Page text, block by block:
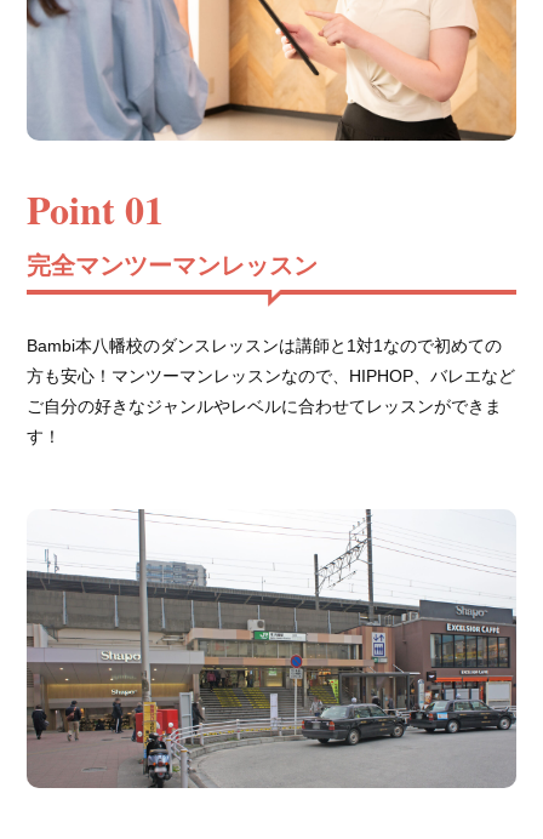
Point 01
完全マンツーマンレッスン
Bambi本八幡校のダンスレッスンは講師と1対1なので初めての
方も安心！マンツーマンレッスンなので、HIPHOP、バレエなど
ご自分の好きなジャンルやレベルに合わせてレッスンができま
す！